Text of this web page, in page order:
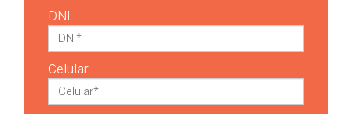
DNI
Celular